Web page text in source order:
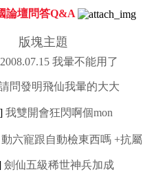
論壇問答Q&A
版塊主題
2008.07.15 我暈不能用了
問發明飛仙我暈的大大
] 我雙開會狂閃啊個mon
六寵跟自動檢東西嗎 +抗屬
劍仙五級稀世神兵加成